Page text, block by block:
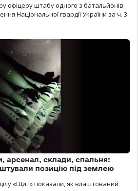
офіцеру штабу одного з батальйонів
Національної гвардії України за ч. 3
арсенал, склади, спальня:
позицію під землею
«Щит» показали, як влаштований